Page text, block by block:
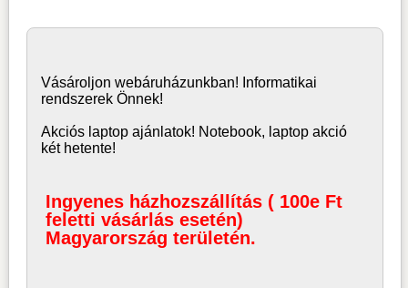
Vásároljonwebáruházunkban! Informatikai
rendszerek Önnek!
Akciós laptop ajánlatok! Notebook, laptop akció
két hetente!
Ingyenes házhozszállítás ( 100e Ft
feletti vásárlás esetén)
Magyarország területén.